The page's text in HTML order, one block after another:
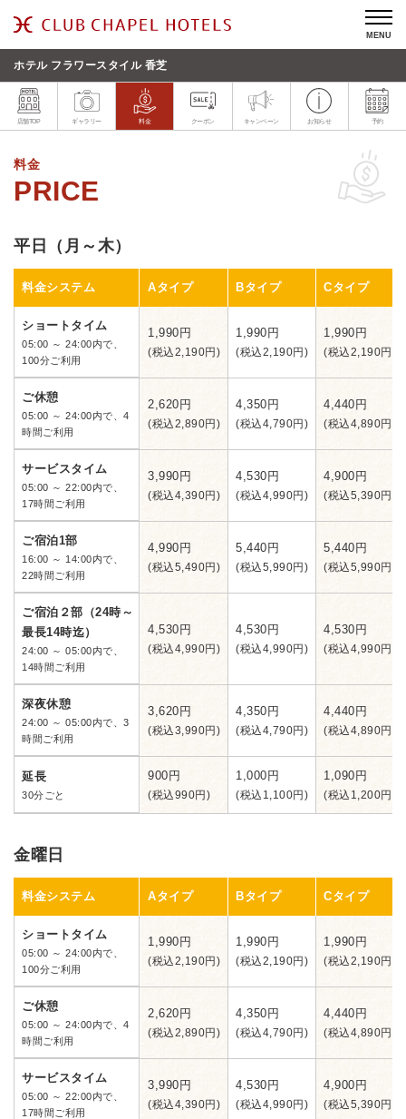
MENU
ホテル フラワースタイル 香芝
店舗TOP ギャラリー 料金 クーポン キャンペーン お知らせ 予約
料金
平日（月～木）
料金システム Aタイプ Bタイプ Cタイプ
ショートタイム
05:00 ～ 24:00内で、
100分ご利用
1,990円
(税込2,190円)
1,990円
(税込2,190円)
1,990円
(税込2,190円)
ご休憩
05:00 ～ 24:00内で、4
時間ご利用
2,620円
(税込2,890円)
4,350円
(税込4,790円)
4,440円
(税込4,890円)
サービスタイム
05:00 ～ 22:00内で、
17時間ご利用
3,990円
(税込4,390円)
4,530円
(税込4,990円)
4,900円
(税込5,390円)
ご宿泊1部
16:00 ～ 14:00内で、
22時間ご利用
4,990円
(税込5,490円)
5,440円
(税込5,990円)
5,440円
(税込5,990円)
ご宿泊２部（24時～
最長14時迄）
24:00 ～ 05:00内で、
14時間ご利用
4,530円
(税込4,990円)
4,530円
(税込4,990円)
4,530円
(税込4,990円)
深夜休憩
24:00 ～ 05:00内で、3
時間ご利用
3,620円
(税込3,990円)
4,350円
(税込4,790円)
4,440円
(税込4,890円)
延長
30分ごと
900円
(税込990円)
1,000円
(税込1,100円)
1,090円
(税込1,200円)
金曜日
料金システム Aタイプ Bタイプ Cタイプ
ショートタイム
05:00 ～ 24:00内で、
100分ご利用
1,990円
(税込2,190円)
1,990円
(税込2,190円)
1,990円
(税込2,190円)
ご休憩
05:00 ～ 24:00内で、4
時間ご利用
2,620円
(税込2,890円)
4,350円
(税込4,790円)
4,440円
(税込4,890円)
サービスタイム
05:00 ～ 22:00内で、
17時間ご利用
3,990円
(税込4,390円)
4,530円
(税込4,990円)
4,900円
(税込5,390円)